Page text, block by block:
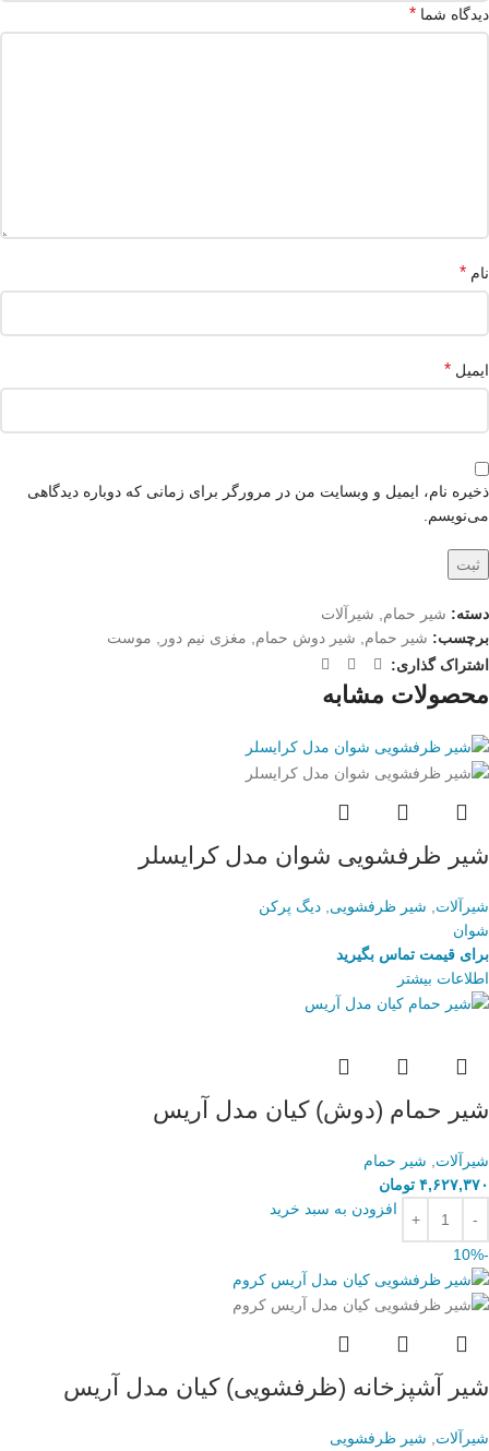
دیدگاه شما *
نام *
ایمیل *
ذخیره نام، ایمیل و وبسایت من در مرورگر برای زمانی که دوباره دیدگاهی
می‌نویسم.
دسته: شیر حمام
شیرآلات
برچسب: شیر حمام شیر دوش حمام مغزی نیم دور
موست
اشتراک گذاری:
محصولات مشابه
شیر ظرفشویی شوان مدل کرایسلر
شیرآلات شیر ظرفشویی دیگ پرکن
شوان
برای قیمت تماس بگیرید
اطلاعات بیشتر
شیر حمام (دوش) کیان مدل آریس
شیرآلات
شیر حمام
۴,۶۲۷,۳۷۰ تومان
افزودن به سبد خرید
-10%
شیر آشپزخانه (ظرفشویی) کیان مدل آریس
شیرآلات, شیر ظرفشویی